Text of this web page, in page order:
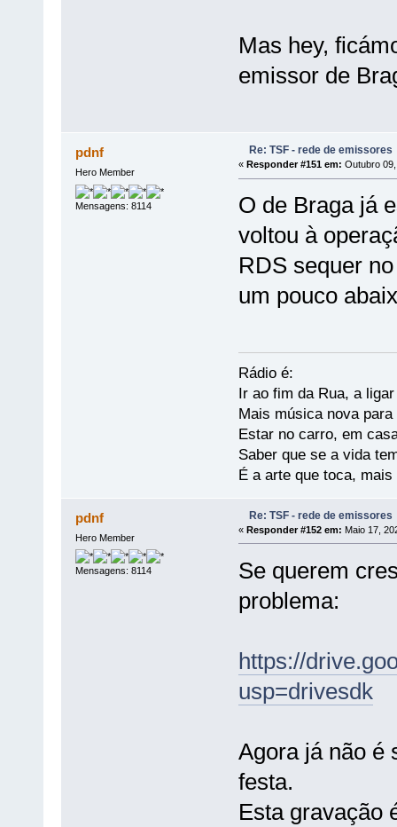
Mas hey,
emissor de
pdnf
Hero Member
Mensagens: 8114
Re: TSF - rede de emissores
« Responder #151 em: Outubro
O de Braga já
voltou à
RDS sequer
um pouco
Rádio é:
Ir ao fim da Rua, a
Mais música nova
Estar no carro, em
Saber que se a vida
É a arte que toca,
pdnf
Hero Member
Mensagens: 8114
Re: TSF - rede de emissores
« Responder #152 em: Maio 17,
Se querem
problema:
https://
usp=drivesdk
Agora já não é
festa.
Esta gravação